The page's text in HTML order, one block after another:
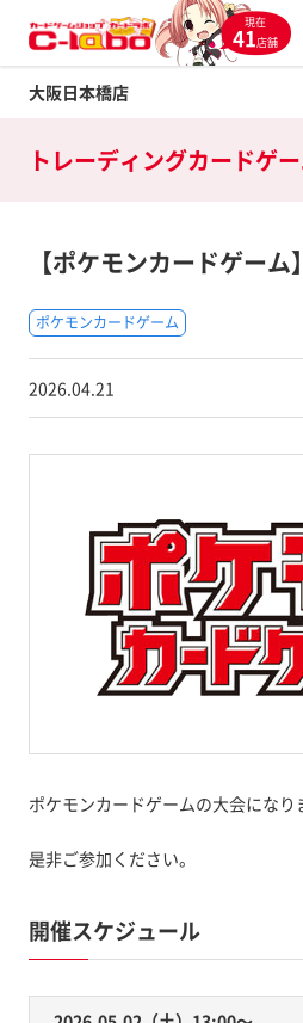
現在
41店舗
大阪日本橋店
Twitter
トレーディングカードゲ
【ポケモンカードゲー
ポケモンカードゲーム
2026.04.21
ポケモンカードゲームの大会になり
是非ご参加ください。
開催スケジュール